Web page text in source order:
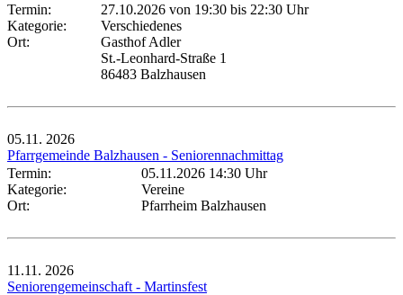
Termin:
27.10.2026 von 19:30 bis 22:30 Uhr
Kategorie:
Verschiedenes
Ort:
Gasthof Adler
St.-Leonhard-Straße 1
86483 Balzhausen
05.11. 2026
Pfarrgemeinde Balzhausen - Seniorennachmittag
Termin:
05.11.2026 14:30 Uhr
Kategorie:
Vereine
Ort:
Pfarrheim Balzhausen
11.11. 2026
Seniorengemeinschaft - Martinsfest